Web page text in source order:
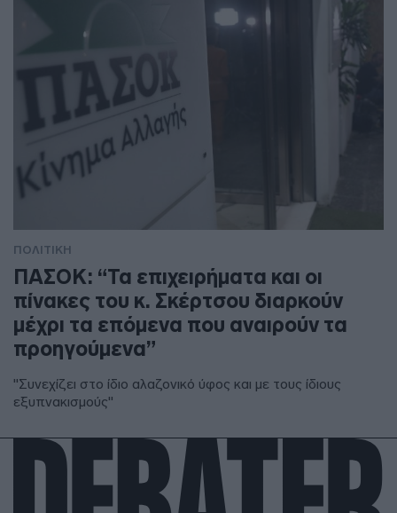
ΠΟΛΙΤΙΚΗ
ΠΑΣΟΚ: “Τα επιχειρήματα και οι
πίνακες του κ. Σκέρτσου διαρκούν
μέχρι τα επόμενα που αναιρούν τα
προηγούμενα”
"Συνεχίζει στο ίδιο αλαζονικό ύφος και με τους ίδιους
εξυπνακισμούς"